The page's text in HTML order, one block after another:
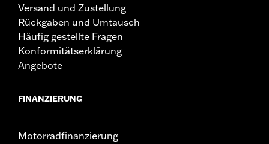
Versand und Zustellung
Rückgaben und Umtausch
Häufig gestellte Fragen
Konformitätserklärung
Angebote
FINANZIERUNG
Motorradfinanzierung